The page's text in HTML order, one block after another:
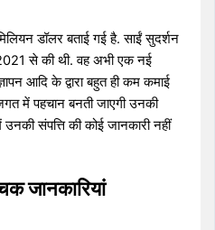
डॉलर बताई गई है. साईं सुदर्शन
से की थी. वह अभी एक नई
आदि के द्वारा बहुत ही कम कमाई
में पहचान बनती जाएगी उनकी
संपत्ति की कोई जानकारी नहीं
जानकारियां